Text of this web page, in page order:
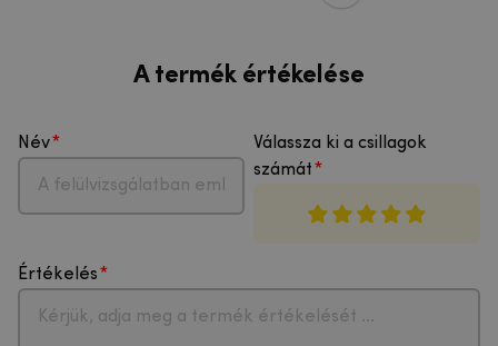
A termék értékelése
Név
Válassza ki a csillagok
számát
Értékelés